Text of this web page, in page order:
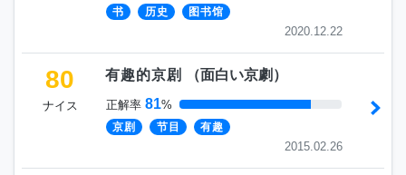
书 历史 图书馆
2020.12.22
80
ナイス
有趣的京剧 （面白い京劇 ）
正解率 81%
京剧 节目 有趣
2015.02.26